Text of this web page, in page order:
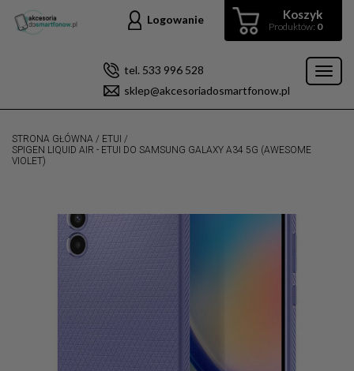
Koszyk
Produktów: 0
Logowanie
tel. 533 996 528
sklep@akcesoriadosmartfonow.pl
STRONA GŁÓWNA / ETUI /
SPIGEN LIQUID AIR - ETUI DO SAMSUNG GALAXY A34 5G (AWESOME
VIOLET)